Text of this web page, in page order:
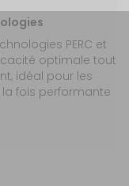
PERC et
optimale tout
idéal pour les
fois performante